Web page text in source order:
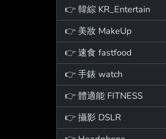
👉 韓綜 KR_Entertain
👉 美妝 MakeUp
👉 速食 fastfood
👉 手錶 watch
👉 體適能 FITNESS
👉 攝影 DSLR